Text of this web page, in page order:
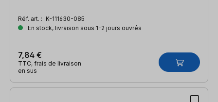
Réf. art. : K-111630-085
En stock, livraison sous 1-2 jours ouvrés
7,84 €
TTC, frais de livraison
en sus